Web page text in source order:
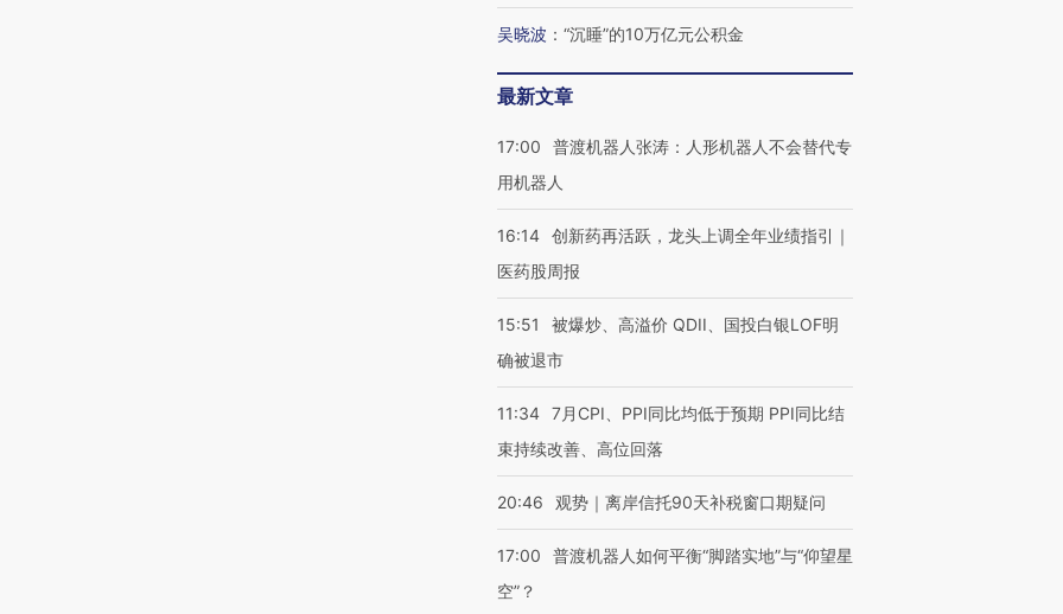
吴晓波 ： “沉睡”的10万亿元公积金
最新文章
17:00
普渡机器人张涛：人形机器人不会替代专
用机器人
16:14 创新药再活跃，龙头上调全年业绩指引｜
医药股周报
15:51
被爆炒、高溢价 QDII、国投白银LOF明
确被退市
11:34 7月CPI、PPI同比均低于预期 PPI同比结
束持续改善、高位回落
20:46 观势｜离岸信托90天补税窗口期疑问
17:00
普渡机器人如何平衡“脚踏实地”与“仰望星
空”？